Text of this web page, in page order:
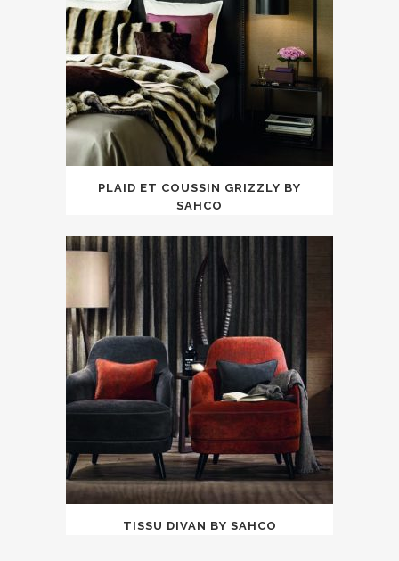
PLAID ET COUSSIN GRIZZLY BY
SAHCO
TISSU DIVAN BY SAHCO